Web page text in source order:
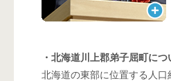
・北海道川上郡弟子屈町につ
北海道の東部に位置する人